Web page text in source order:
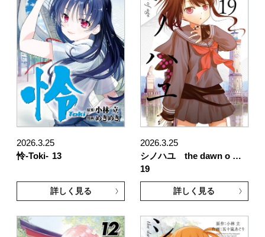
2026.3.25
怜-Toki- 13
詳しく見る
2026.3.25
シノハユ the dawn o …
19
詳しく見る